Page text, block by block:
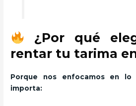
¿Por qué
rentar tu tarima
Porque nos enfocamos en
importa: